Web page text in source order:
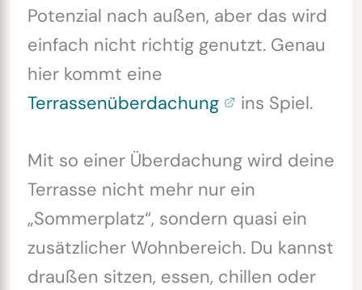
Potenzial nach außen, aber das wird
einfach nicht richtig genutzt. Genau
hier kommt eine
Terrassenüberdachung
ins Spiel.
Mit so einer Überdachung wird deine
Terrasse nicht mehr nur ein
„Sommerplatz“, sondern quasi ein
zusätzlicher Wohnbereich. Du kannst
draußen sitzen, essen, chillen oder